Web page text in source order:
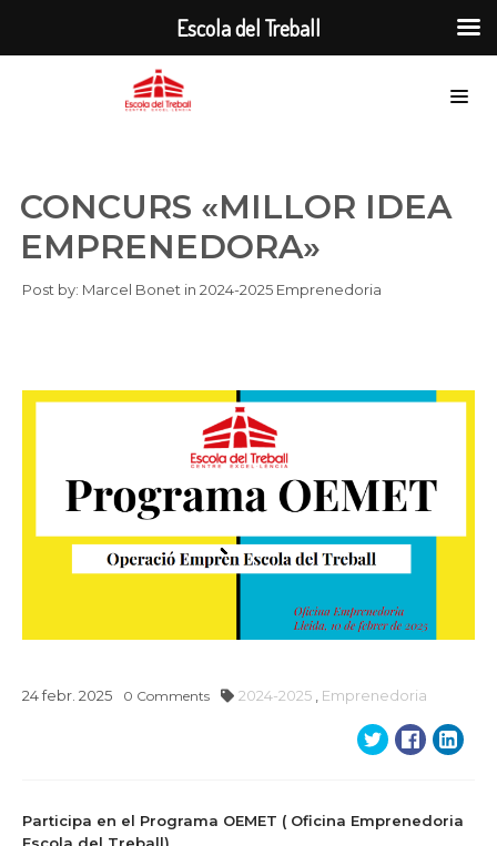
CONCURS «MILLOR IDEA
EMPRENEDORA»
Post by: Marcel Bonet in 2024-2025 Emprenedoria
24febr. 2025 0 Comments 2024-2025 , Emprenedoria
Participa en el Programa OEMET ( Oficina Emprenedoria
Escola del Treball